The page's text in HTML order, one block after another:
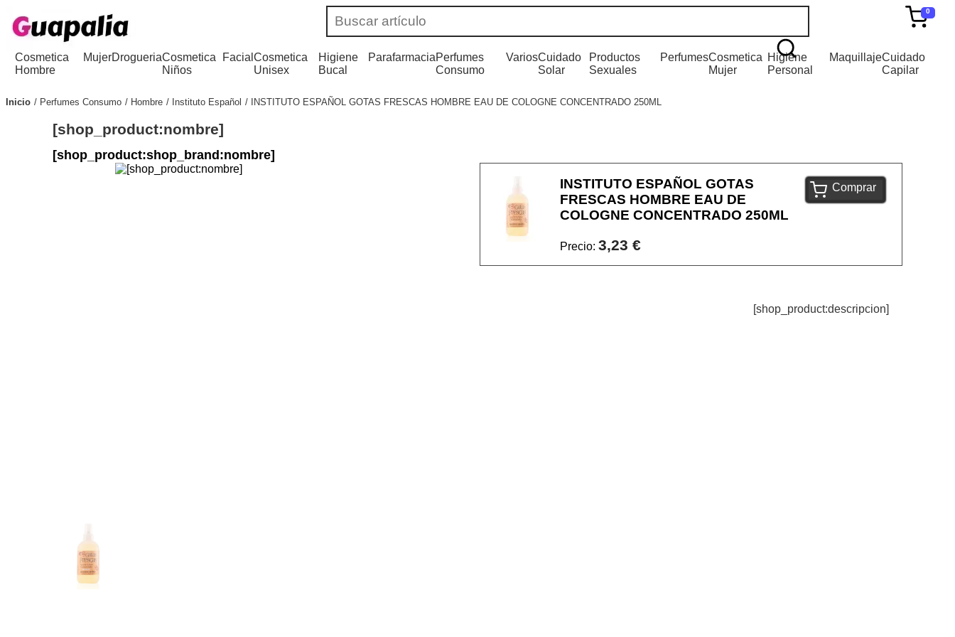
0
Cosmetica
Hombre
MujerDrogueriaCosmetica
Niños
FacialCosmetica
Unisex
Higiene
Bucal
ParafarmaciaPerfumes
Consumo
VariosCuidado
Solar
Productos
Sexuales
PerfumesCosmetica
Mujer
Higiene
Personal
MaquillajeCuidado
Capilar
Inicio Perfumes Consumo Hombre Instituto Español INSTITUTO ESPAÑOL GOTAS FRESCAS HOMBRE EAU DE COLOGNE CONCENTRADO 250ML
[shop_product:nombre]
[shop_product:shop_brand:nombre]
INSTITUTO ESPAÑOL GOTAS
FRESCAS HOMBRE EAU DE
COLOGNE CONCENTRADO 250ML
Precio: 3,23 €
Comprar
[shop_product:descripcion]